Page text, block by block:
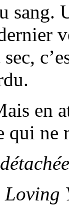
sang.
en
qui ne